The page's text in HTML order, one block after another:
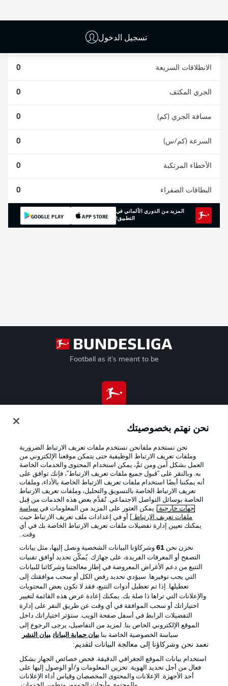
تسجيل الدخول
الانطلاقات السريعة 0
الجري المكثف 0
مسافة الجري (كم) 0
السرعة (كم/س) 0
الأخطاء المرتكبة 0
البطاقات الصفراء 0
المزيد من الدوري الألماني في
التطبيق!
APP STORE
GOOGLE PLAY
Football as it's meant to be
Official Partners
الإعلانات الإخطارات القانونية
إدارة التفضيلات بيان الخصوصية
شروط الاستخدام القنوات الناقلة
الوظائف جهة النشر
تواصل معنا اللاعبون
نحن نهتم بخصوصيتك
نحن نستخدم ملفانحن نستخدم ملفات تعريف الارتباط الضرورية
وملفات تعريف الارتباط الوظيفية حتى يتمكن موقعنا الإلكتروني من
العمل بشكل آمن ومن ثمَّ، يمكن استخدام المحتوى والخدمات الخاصة
به. وبالنقر على "قبول جميع ملفات تعريف الارتباط"، فإنك توافق على
أنه يمكننا أيضًا استخدام ملفات تعريف الارتباط الخاصة بالأداء، وملفات
تعريف الارتباط الخاصة بالتسويق والتحليل، وملفات تعريف الارتباط
الخاصة بوسائل التواصل الاجتماعي. تُقدَّم بعض هذه الخدمات من قِبل
جهات خارجية . يمكن العثور على المزيد من المعلومات في سياسة
ملفات تعريف الارتباط
] أو في إعدادات ملف تعريف الارتباط حيث
يمكنك تعيين إدارة تفضيلات ملفات تعريف الارتباط الخاصة بك في أي
وقت..
نخزن نحن 61وشركاؤنا البيانات الشخصية ونصل إليها، مثل بيانات
التصفح أو المعرفات الفريدة، على جهازك. يُمكّن تحديد أوافق تقنيات
التتبع من دعم الأغراض المعروضة في إطار معالجتنا وشركائنا للبيانات
التي يجب توفيرها. سيؤدي تحديد رفض الكل أو سحب موافقتك إلى
تعطيلها. إذا تم تعطيل أدوات التتبع، فقد لا تكون بعض المحتويات
والإعلانات التي تراها ذا صلة بك. يمكنك إعادة عرض هذه القائمة لتغيير
اختياراتك أو سحب الموافقة في أي وقت عن طريق النقر على إدارة
التفضيلات الرابط في أسفل صفحة الويب. ستؤثر اختياراتك داخل
الموقع الإلكتروني الخاص بنا. لمزيد من التفاصيل، يرجى الرجوع إلى
سياسة الخصوصية الخاصة بنا.بيان حماية البيانات بيان النشر
نعمد نحن وشركاؤنا إلى معالجة البيانات لتقديم:
استخدام بيانات الموقع الجغرافي الدقيقة. فحص خصائص الجهاز بشكل
فعال من أجل تحديد الهوية. تخزين المعلومات و/أو الوصول إليها على
أحد الأجهزة. الإعلانات والمحتوى المخصصان وقياس أداء الإعلانات